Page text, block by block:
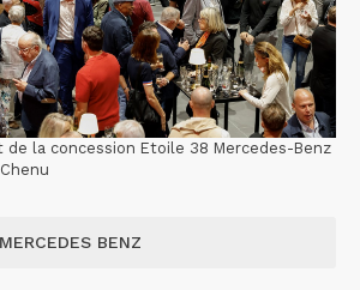
de la concession Etoile 38 Mercedes-Benz
BENZ